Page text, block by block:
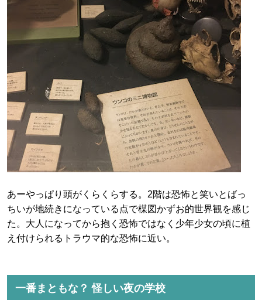
あーやっぱり頭がくらくらする。2階は恐怖と笑いとばっ
ちいが地続きになっている点で楳図かずお的世界観を感じ
た。大人になってから抱く恐怖ではなく少年少女の頃に植
え付けられるトラウマ的な恐怖に近い。
一番まともな？ 怪しい夜の学校